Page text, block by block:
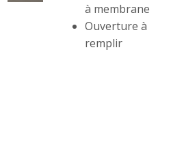
à membrane
Ouverture à
remplir